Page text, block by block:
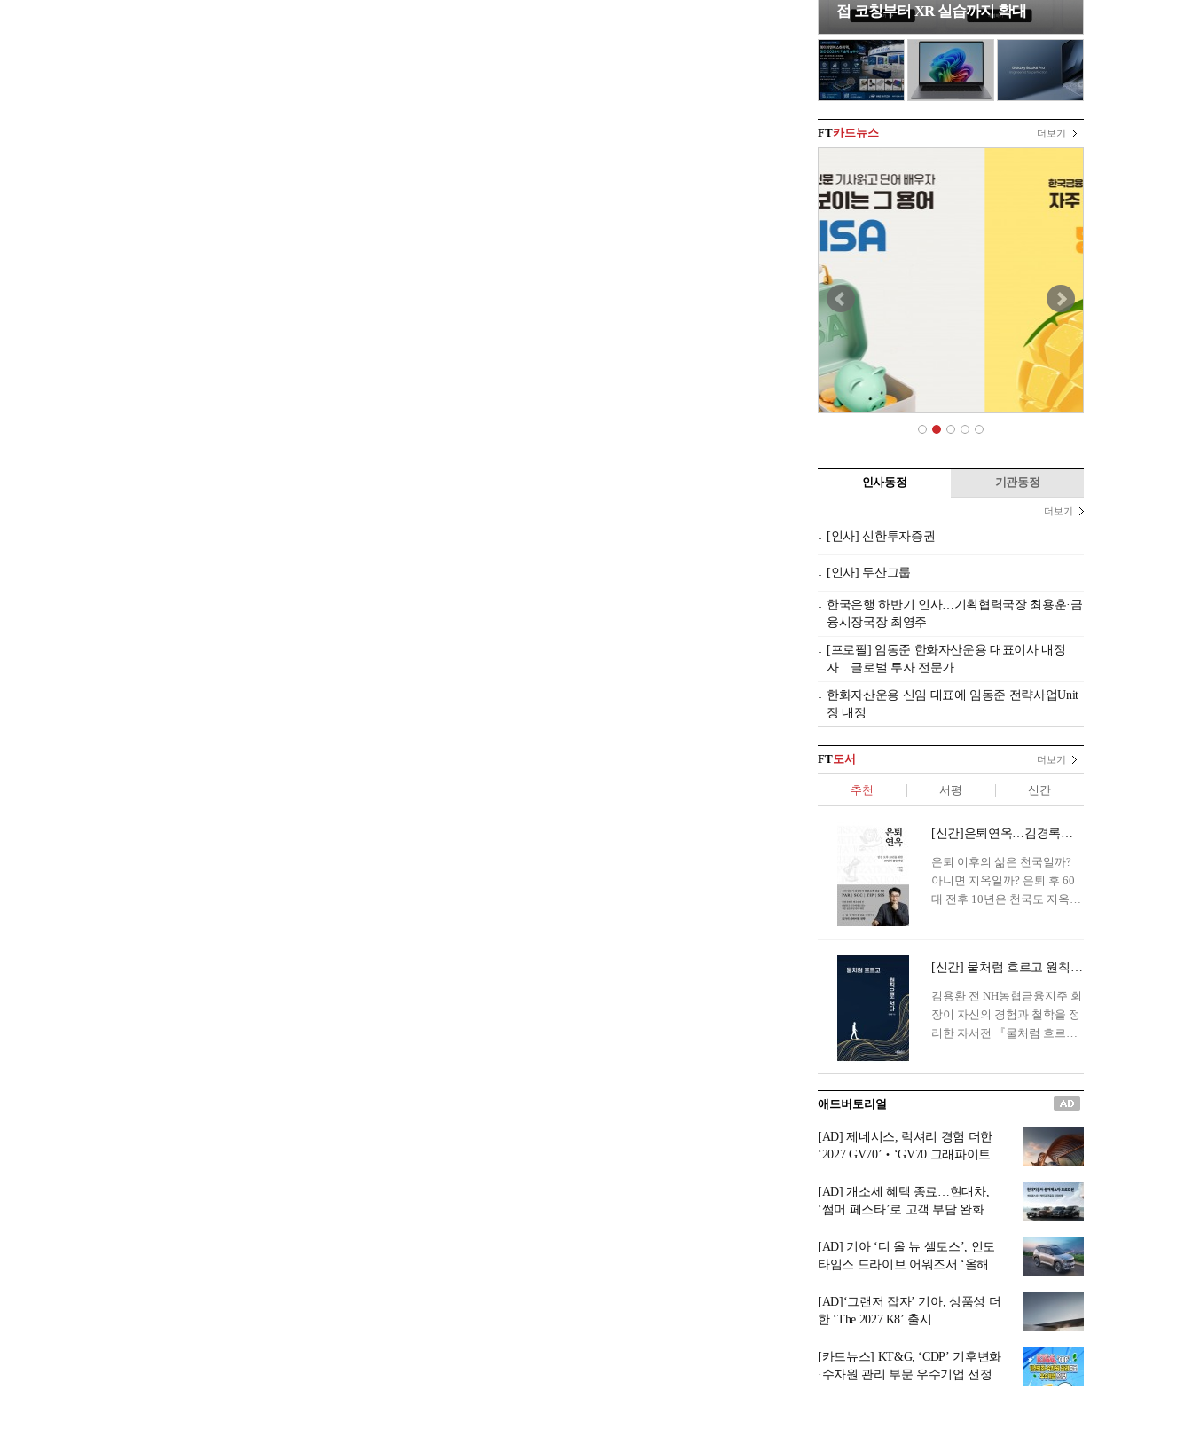
접 코칭부터 XR 실습까지 확대
FT카드뉴스 더보기
인사동정 기관동정
더보기
[인사] 신한투자증권
[인사] 두산그룹
한국은행 하반기 인사…기획협력국장 최용훈·금
융시장국장 최영주
[프로필] 임동준 한화자산운용 대표이사 내정
자…글로벌 투자 전문가
한화자산운용 신임 대표에 임동준 전략사업Unit
장 내정
FT도서 더보기
추천 서평 신간
[신간]은퇴연옥…김경록의 은퇴 후 삶의 나침반
은퇴 이후의 삶은 천국일까?
아니면 지옥일까? 은퇴 후 60
대 전후 10년은 천국도 지옥도
은퇴 설계를 가이드해 온 김경
록 옵투스자산운용의 고문이
신간 『은퇴연옥』을 내놓았
다.단테는 지옥을 '모든 희망을
록 고문은 새로운 시각을 제시
0년의 과도기는 지옥이 아니라
정화와 성장의 공간인 ‘은퇴연
옥(Purgatory)’이라는 것이다.
연옥은 고통스럽지만 끝이 있
으며, 준비를 통해 천국으로 나
아갈 수 있는 희망의 장소라고
말한
[신간] 물처럼 흐르고 원칙으로 서다…김용환의 통찰을 담다
김용환 전 NH농협금융지주 회
장이 자신의 경험과 철학을 정
리한 자서전 『물처럼 흐르고
통 관료 출신으로 한국 금융의
주요 변곡점마다 중요한 역할
을 하고 금융 경영인으로서 큰
족적을 남긴 김 전 회장이 후배
세대에게 전하는 삶의 조언을
담은 인생 노트다.『물처럼 흐
르고 원칙으로 서다』는 단순
한 자서전을 넘어, 실패를 두려
워하지 않는 용기와 자신에 대
한 믿음이 어떻게 삶을 풍요롭
게 만드는지를 보여주는 지혜
의 보고로 평가된다.김용환 전
회장은 “인생의 목표가 크더라
도 조급해하지 말고 작은 것부
터 하나 하나 성취해 나가
라”고 조언한다. 뼈아픈 실패
조차 성공의 뼈대가 된다는 긍
애드버토리얼
[AD] 제네시스, 럭셔리 경험 더한
‘2027 GV70’‧‘GV70 그래파이트’
[AD] 개소세 혜택 종료…현대차,
‘썸머 페스타’로 고객 부담 완화
[AD] 기아 ‘디 올 뉴 셀토스’, 인도
타임스 드라이브 어워즈서 ‘올해의
[AD]‘그랜저 잡자’ 기아, 상품성 더
한 ‘The 2027 K8’ 출시
[카드뉴스] KT&G, ‘CDP’ 기후변화
·수자원 관리 부문 우수기업 선정